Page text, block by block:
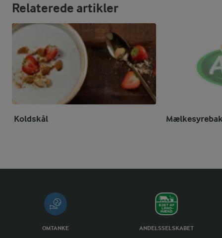
Relaterede artikler
Koldskål
OMTANKE ANDELSSELSKABET